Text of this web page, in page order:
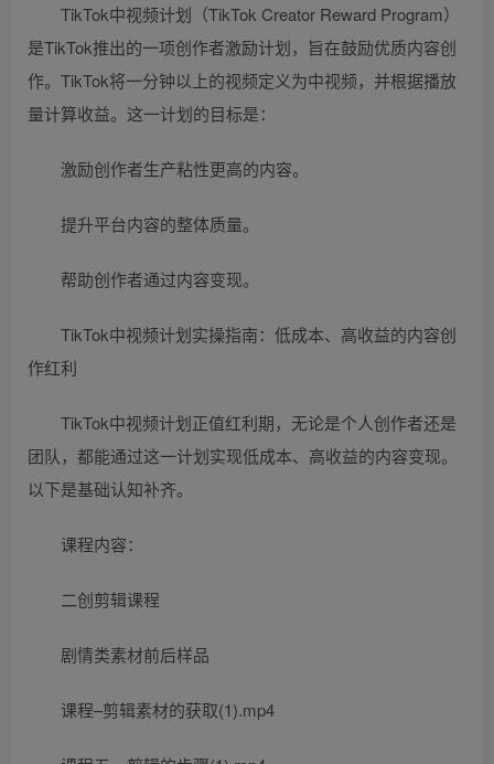
TikTok中视频计划（TikTok Creator Reward Program）
是TikTok推出的一项创作者激励计划，旨在鼓励优质内容创
作。TikTok将一分钟以上的视频定义为中视频，并根据播放
量计算收益。这一计划的目标是：
激励创作者生产粘性更高的内容。
提升平台内容的整体质量。
帮助创作者通过内容变现。
TikTok中视频计划实操指南：低成本、高收益的内容创
作红利
TikTok中视频计划正值红利期，无论是个人创作者还是
团队，都能通过这一计划实现低成本、高收益的内容变现。
以下是基础认知补齐。
课程内容：
二创剪辑课程
剧情类素材前后样品
课程–剪辑素材的获取(1).mp4